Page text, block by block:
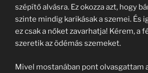
szépítő alvásra. Ez okozza azt, hogy
szinte mindig karikásak a szemei. És
ez csak a nőket zavarhatja! Kérem, a
szeretik az ödémás szemeket.
Mivel mostanában pont olvasgattam